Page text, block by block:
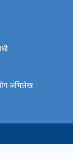
अभिलेख